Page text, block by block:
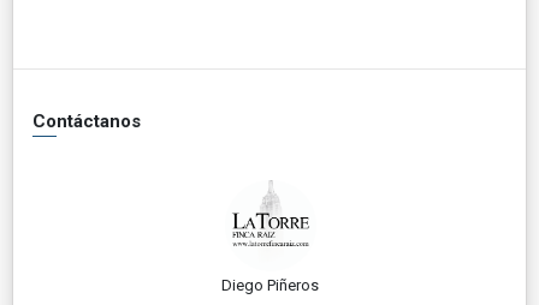
Contáctanos
Diego Piñeros